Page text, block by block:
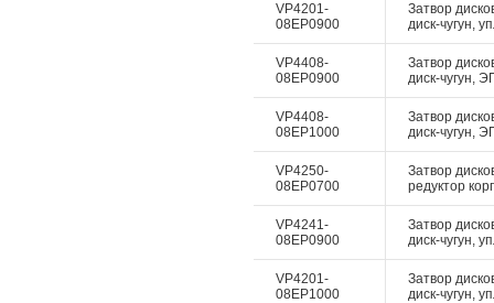
VP4201-
08EP0900
Затвор
диск-чугун,
VP4408-
08EP0900
Затвор
диск-чугун,
VP4408-
08EP1000
Затвор
диск-чугун,
VP4250-
08EP0700
Затвор
редуктор
VP4241-
08EP0900
Затвор
диск-чугун,
VP4201-
08EP1000
Затвор
диск-чугун,